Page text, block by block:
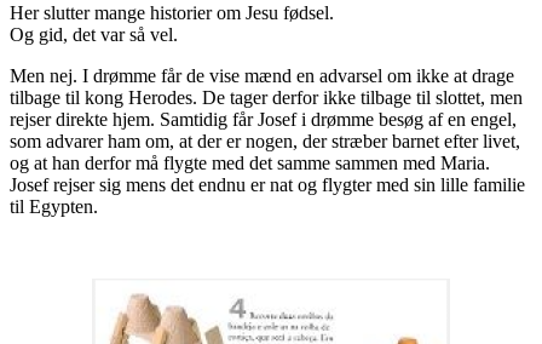
Her slutter mange historier om Jesu fødsel.
Og gid, det var så vel.
Men nej. I drømme får de vise mænd en advarsel om ikke at drage
tilbage til kong Herodes. De tager derfor ikke tilbage til slottet, men
rejser direkte hjem. Samtidig får Josef i drømme besøg af en engel,
som advarer ham om, at der er nogen, der stræber barnet efter livet,
og at han derfor må flygte med det samme sammen med Maria.
Josef rejser sig mens det endnu er nat og flygter med sin lille familie
til Egypten.